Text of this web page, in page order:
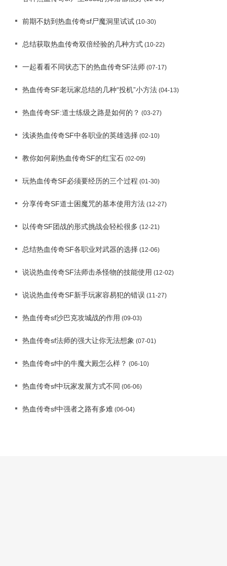
前期不妨到热血传奇sf尸魔洞里试试 (10-30)
总结获取热血传奇双倍经验的几种方式 (10-22)
一起看看不同状态下的热血传奇SF法师 (07-17)
热血传奇SF老玩家总结的几种“投机”小方法 (04-13)
热血传奇SF:道士练级之路是如何的？ (03-27)
浅谈热血传奇SF中各职业的英雄选择 (02-10)
教你如何刷热血传奇SF的红宝石 (02-09)
玩热血传奇SF必须要经历的三个过程 (01-30)
分享传奇SF道士困魔咒的基本使用方法 (12-27)
以传奇SF团战的形式挑战会轻松很多 (12-21)
总结热血传奇SF各职业对武器的选择 (12-06)
说说热血传奇SF法师击杀怪物的技能使用 (12-02)
说说热血传奇SF新手玩家容易犯的错误 (11-27)
热血传奇sf沙巴克攻城战的作用 (09-03)
热血传奇sf法师的强大让你无法想象 (07-01)
热血传奇sf中的牛魔大殿怎么样？ (06-10)
热血传奇sf中玩家发展方式不同 (06-06)
热血传奇sf中强者之路有多难 (06-04)